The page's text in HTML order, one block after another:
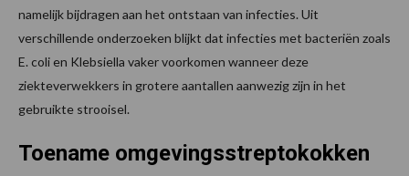
namelijk bijdragen aan het ontstaan van infecties. Uit
verschillende onderzoeken blijkt dat infecties met bacteriën zoals
E. coli en Klebsiella vaker voorkomen wanneer deze
ziekteverwekkers in grotere aantallen aanwezig zijn in het
gebruikte strooisel.
Toename omgevingsstreptokokken